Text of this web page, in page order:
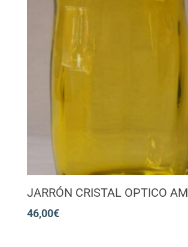
JARRÓN CRISTAL OPTICO
46,00€